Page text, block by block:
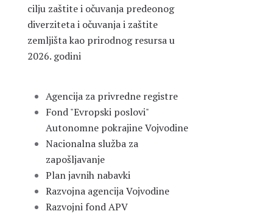
cilju zaštite i očuvanja predeonog
diverziteta i očuvanja i zaštite
zemljišta kao prirodnog resursa u
2026. godini
Agencija za privredne registre
Fond "Evropski poslovi"
Autonomne pokrajine Vojvodine
Nacionalna služba za
zapošljavanje
Plan javnih nabavki
Razvojna agencija Vojvodine
Razvojni fond APV